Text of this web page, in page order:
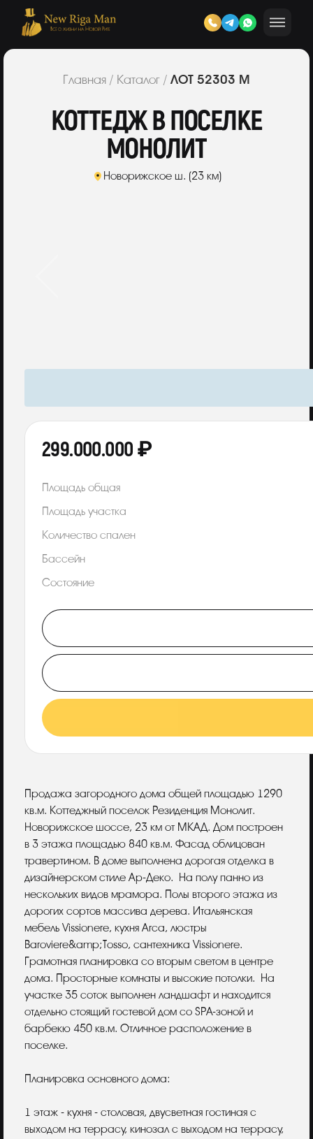
Главная / Каталог / ЛОТ 52303 М
КОТТЕДЖ В ПОСЕЛКЕ
МОНОЛИТ
Новорижское ш. (23 км)
299.000.000 ₽
Площадь общая
Площадь участка
Количество спален
Бассейн
Состояние
Описание
Продажа загородного дома общей площадью 1290
кв.м. Коттеджный поселок Резиденция Монолит.
Новорижское шоссе, 23 км от МКАД. Дом построен
в 3 этажа площадью 840 кв.м. Фасад облицован
травертином. В доме выполнена дорогая отделка в
дизайнерском стиле Ар-Деко. На полу панно из
нескольких видов мрамора. Полы второго этажа из
дорогих сортов массива дерева. Итальянская
мебель Vissionere, кухня Arca, люстры
Baroviere&amp;Tosso, сантехника Vissionere.
Грамотная планировка со вторым светом в центре
дома. Просторные комнаты и высокие потолки. На
участке 35 соток выполнен ландшафт и находится
отдельно стоящий гостевой дом со SPA-зоной и
барбекю 450 кв.м. Отличное расположение в
поселке.
Планировка основного дома:
1 этаж - кухня - столовая, двусветная гостиная с
выходом на террасу, кинозал с выходом на террасу,